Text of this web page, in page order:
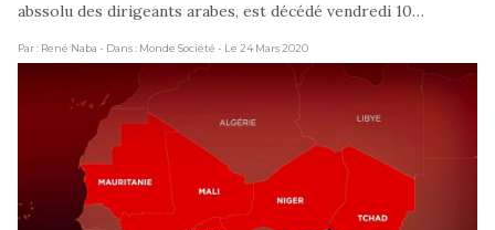
abssolu des dirigeants arabes, est décédé vendredi 10…
Par : René Naba - Dans : Monde Société - Le 24 Mars 2020